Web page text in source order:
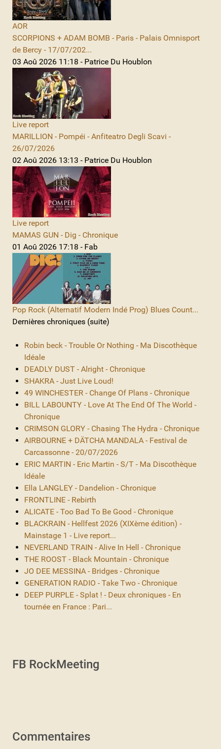
AOR
SCORPIONS + ADAM BOMB - Paris - Palais Omnisport
de Bercy - 17/07/202...
03 Aoû 2026 11:18 - Patrice Du Houblon
Live report
MARILLION - Pompéi - Anfiteatro Degli Scavi -
26/07/2026
02 Aoû 2026 13:13 - Patrice Du Houblon
Live report
MAMAS GUN - Dig - Chronique
01 Aoû 2026 17:18 - Fab
Pop Rock (Alternatif Modern Indé Prog) Blues Count...
Dernières chroniques (suite)
Robin beck - Trouble Or Nothing - Ma Discothèque
Idéale
DEADLY DUST - Alright - Chronique
SHAKRA - Just Live Loud!
49 WINCHESTER - Change Of Plans - Chronique
BILL LABOUNTY - Love At The End Of The World -
Chronique
CRIMSON GLORY - Chasing The Hydra - Chronique
AIRBOURNE + DÄTCHA MANDALA - Festival de
Carcassonne - 20/07/2026
ERIC MARTIN - Eric Martin - S/T - Ma Discothèque
Idéale
Ella LANGLEY - Dandelion - Chronique
FRONTLINE - Rebirth
ALICATE - Too Bad To Be Good - Chronique
BLACKRAIN - Hellfest 2026 (XIXème édition) -
Mainstage 1 - Live report...
NEVERLAND TRAIN - Alive In Hell - Chronique
THE ROOST - Black Mountain - Chronique
JO DEE MESSINA - Bridges - Chronique
GENERATION RADIO - Take Two - Chronique
DEEP PURPLE - Splat ! - Deux chroniques - En
tournée en France : Pari...
FB RockMeeting
Commentaires